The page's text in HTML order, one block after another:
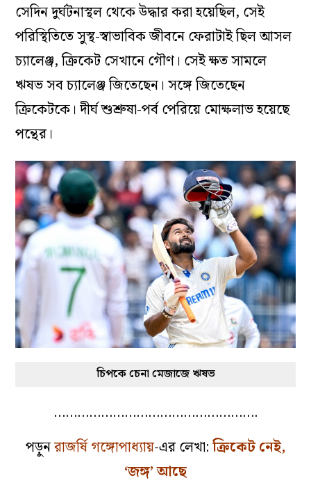
সেদিন দুর্ঘটনাস্থল থেকে উদ্ধার করা হয়েছিল, সেই
পরিস্থিতিতে সুস্থ-স্বাভাবিক জীবনে ফেরাটাই ছিল আসল
চ্যালেঞ্জ, ক্রিকেট সেখানে গৌণ। সেই ক্ষত সামলে
ঋষভ সব চ্যালেঞ্জ জিতেছেন। সঙ্গে জিতেছেন
ক্রিকেটকে। দীর্ঘ শুশ্রুষা-পর্ব পেরিয়ে মোক্ষলাভ হয়েছে
পন্থের।
চিপকে চেনা মেজাজে ঋষভ
…………………………………………….
পড়ুনরাজর্ষি গঙ্গোপাধ্যায়-এর লেখা:ক্রিকেট নেই,
‘জঙ্গ’ আছে